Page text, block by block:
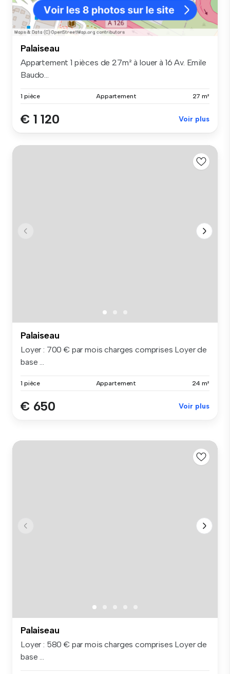
Palaiseau
Appartement 1 pièces de 27m² à louer à 16 Av. Emile
Baudo...
1 pièce Appartement 27 m²
€ 1 120 Voir plus
Palaiseau
Loyer : 700 € par mois charges comprises Loyer de
base ...
1 pièce Appartement 24 m²
€ 650 Voir plus
Palaiseau
Loyer : 580 € par mois charges comprises Loyer de
base ...